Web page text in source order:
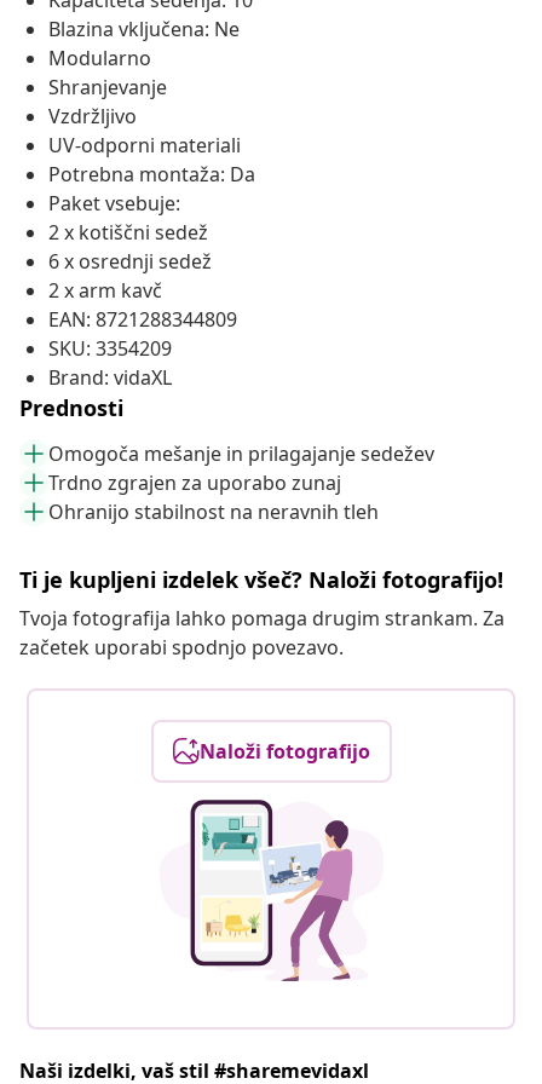
Blazina vključena: Ne
Modularno
Shranjevanje
Vzdržljivo
UV-odporni materiali
Potrebna montaža: Da
Paket vsebuje:
2 x kotiščni sedež
6 x osrednji sedež
2 x arm kavč
EAN: 8721288344809
SKU: 3354209
Brand: vidaXL
Prednosti
Omogoča mešanje in prilagajanje sedežev
Trdno zgrajen za uporabo zunaj
Ohranijo stabilnost na neravnih tleh
Ti je kupljeni izdelek všeč? Naloži fotografijo!
Tvoja fotografija lahko pomaga drugim strankam. Za
začetek uporabi spodnjo povezavo.
Naloži fotografijo
Naši izdelki, vaš stil #sharemevidaxl